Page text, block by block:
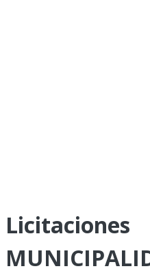
Licitaciones